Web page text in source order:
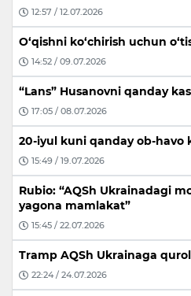
12:57 / 12.07.2026
O‘qishni ko‘chirish uchun
14:52 / 09.07.2026
“Lans” Husanovni qanday
17:05 / 08.07.2026
20-iyul kuni qanday ob-havo
15:49 / 19.07.2026
Rubio: “AQSh Ukrainadagi
yagona mamlakat”
15:45 / 22.07.2026
Tramp AQSh Ukrainaga
22:24 / 24.07.2026